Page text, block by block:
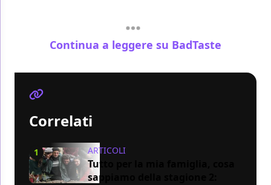
Continua a leggere su BadTaste
Correlati
1 ARTICOLI
Tutto per la mia famiglia, cosa
sappiamo della stagione 2: